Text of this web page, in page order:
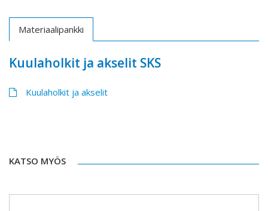
Materiaalipankki
Kuulaholkit ja akselit SKS
Kuulaholkit ja akselit
KATSO MYÖS